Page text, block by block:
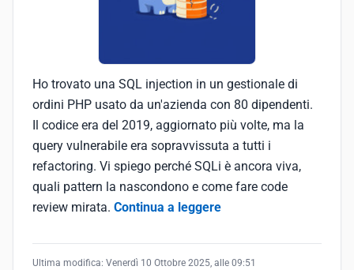
Ho trovato una SQL injection in un gestionale di
ordini PHP usato da un'azienda con 80 dipendenti.
Il codice era del 2019, aggiornato più volte, ma la
query vulnerabile era sopravvissuta a tutti i
refactoring. Vi spiego perché SQLi è ancora viva,
quali pattern la nascondono e come fare code
review mirata. Continua a leggere
Ultima modifica: Venerdì 10 Ottobre 2025, alle 09:51